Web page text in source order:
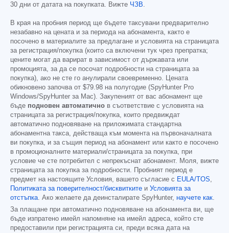
30 дни от датата на покупката. Вижте ЧЗВ.
В края на пробния период ще бъдете таксувани предварително
незабавно на цената и за периода на абонамента, както е
посочено в материалите за предлагане и условията на страницата
за регистрация/покупка (които са включени тук чрез препратка;
цените могат да варират в зависимост от държавата или
промоцията, за да се посочат подробности на страницата за
покупка), ако не сте го анулирали своевременно. Цената
обикновено започва от $79.98 на полугодие (SpyHunter Pro
Windows/SpyHunter за Mac). Закупеният от вас абонамент ще
бъде подновен автоматично в съответствие с условията на
страницата за регистрация/покупка, които предвиждат
автоматично подновяване на приложимата стандартна
абонаментна такса, действаща към момента на първоначалната
ви покупка, и за същия период на абонамент или както е посочено
в промоционалните материали/страницата за покупка, при
условие че сте потребител с непрекъснат абонамент. Моля, вижте
страницата за покупка за подробности. Пробният период е
предмет на настоящите Условия, вашето съгласие с EULA/TOS,
Политиката за поверителност/бисквитките и Условията за
отстъпка. Ако желаете да деинсталирате SpyHunter, научете как.
За плащане при автоматично подновяване на абонамента ви, ще
бъде изпратено имейл напомняне на имейл адреса, който сте
предоставили при регистрацията си, преди всяка дата на